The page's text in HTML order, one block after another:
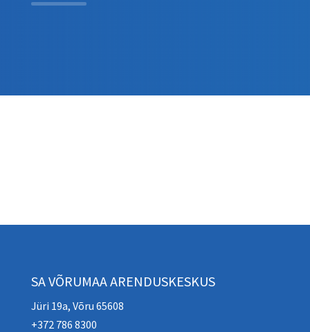
SA VÕRUMAA ARENDUSKESKUS
Jüri 19a, Võru 65608
+372 786 8300